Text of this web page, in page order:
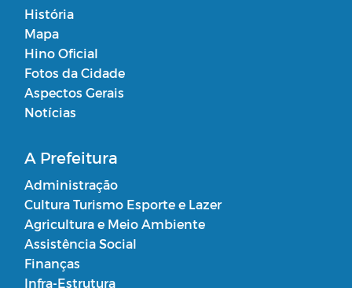
História
Mapa
Hino Oficial
Fotos da Cidade
Aspectos Gerais
Notícias
A Prefeitura
Administração
Cultura Turismo Esporte e Lazer
Agricultura e Meio Ambiente
Assistência Social
Finanças
Infra-Estrutura